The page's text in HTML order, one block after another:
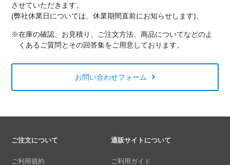
させていただきます。
(弊社休業日については、休業期間直前にお知らせします)。
※在庫の確認、お見積り、ご注文方法、商品についてなどのよ
くあるご質問とその回答集をご用意しております。
お問い合わせフォーム
ご注文について
ご利用規約
通販サイトについて
ご利用ガイド